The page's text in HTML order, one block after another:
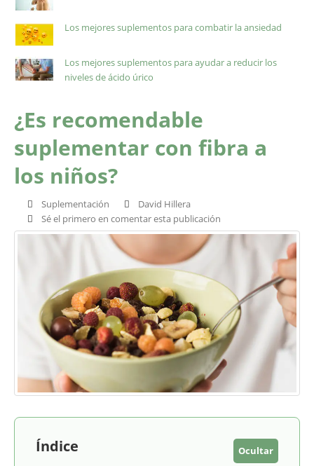
Los mejores suplementos para combatir la ansiedad
Los mejores suplementos para ayudar a reducir los
niveles de ácido úrico
¿Es recomendable
suplementar con fibra a
los niños?
Suplementación
David Hillera
Sé el primero en comentar esta publicación
Índice Ocultar